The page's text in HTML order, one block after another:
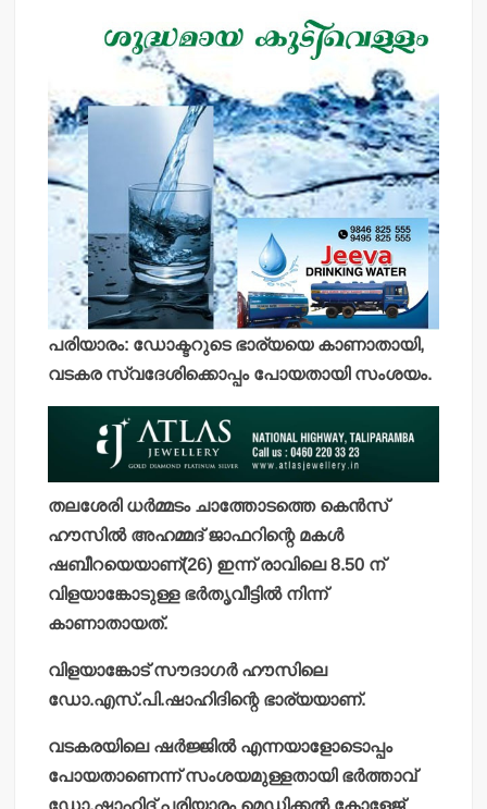
പരിയാരം: ഡോക്ടറുടെ ഭാര്യയെ കാണാതായി,
വടകര സ്വദേശിക്കൊപ്പം പോയതായി സംശയം.
തലശേരി ധര്‍മ്മടം ചാത്തോടത്തെ കെന്‍സ്
ഹൗസില്‍ അഹമ്മദ് ജാഫറിന്റെ മകള്‍
ഷബീറയെയാണ്(26) ഇന്ന് രാവിലെ 8.50 ന്
വിളയാങ്കോടുള്ള ഭര്‍തൃവീട്ടില്‍ നിന്ന്
കാണാതായത്.
വിളയാങ്കോട് സൗദാഗര്‍ ഹൗസിലെ
ഡോ.എസ്.പി.ഷാഹിദിന്റെ ഭാര്യയാണ്.
വടകരയിലെ ഷര്‍ജ്ജില്‍ എന്നയാളോടൊപ്പം
പോയതാണെന്ന് സംശയമുള്ളതായി ഭര്‍ത്താവ്
ഡോ.ഷാഹിദ് പരിയാരം മെഡിക്കല്‍ കോളേജ്